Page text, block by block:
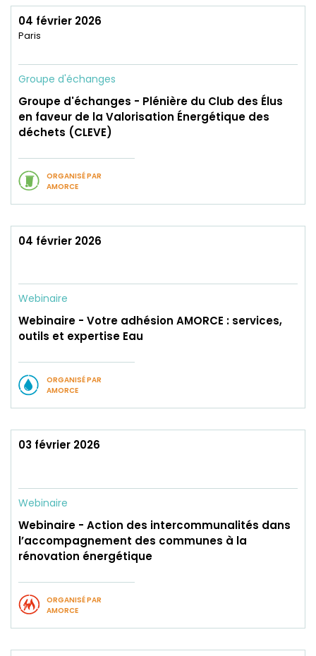
04 février 2026
Paris
Groupe d'échanges
Groupe d'échanges - Plénière du Club des Élus
en faveur de la Valorisation Énergétique des
déchets (CLEVE)
ORGANISÉ PAR
AMORCE
04 février 2026
Webinaire
Webinaire - Votre adhésion AMORCE : services,
outils et expertise Eau
ORGANISÉ PAR
AMORCE
03 février 2026
Webinaire
Webinaire - Action des intercommunalités dans
l’accompagnement des communes à la
rénovation énergétique
ORGANISÉ PAR
AMORCE